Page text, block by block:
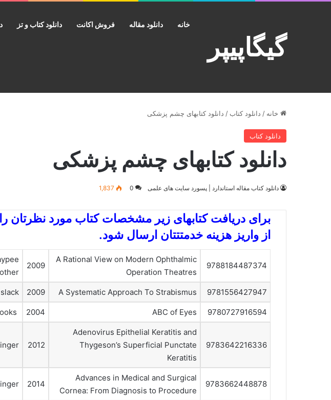
گیگاپیپر
خانه دانلود مقاله فروش اکانت دانلود کتاب و تز
خانه / دانلود کتاب / دانلود کتابهای چشم پزشکی
دانلود کتاب
دانلود کتابهای چشم پزشکی
دانلود کتاب مقاله استاندارد | پسورد سایت های علمی 0
1,837
برای دریافت کتابهای زیر مشخصات کتاب مورد نظرتان را
از واریز هزینه خدمتتتان ارسال شود.
9788184487374
A Rational View on Modern Ophthalmic
Operation Theatres
2009
9781556427947
A Systematic Approach To Strabismus
2009
slack
9780727916594
ABC of Eyes
2004
9783642216336
Adenovirus Epithelial Keratitis and
Thygeson’s Superficial Punctate
Keratitis
2012
9783662448878
Advances in Medical and Surgical
Cornea: From Diagnosis to Procedure
2014